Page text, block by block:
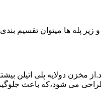
پله ها میتوان تقسیم
مخزن دولایه پلی اتیلن
می شود،که باعث